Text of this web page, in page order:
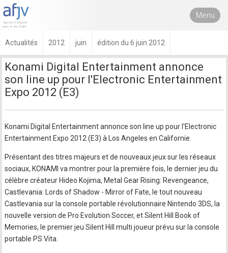
Menu
Actualités 2012 juin édition du 6 juin 2012
Konami Digital Entertainment annonce
son line up pour l'Electronic Entertainment
Expo 2012 (E3)
Konami Digital Entertainment annonce son line up pour l'Electronic
Entertainment Expo 2012 (E3) à Los Angeles en Californie.
Présentant des titres majeurs et de nouveaux jeux sur les réseaux
sociaux, KONAMI va montrer pour la première fois, le dernier jeu du
célèbre créateur Hideo Kojima, Metal Gear Rising: Revengeance,
Castlevania: Lords of Shadow - Mirror of Fate, le tout nouveau
Castlevania sur la console portable révolutionnaire Nintendo 3DS, la
nouvelle version de Pro Evolution Soccer, et Silent Hill Book of
Memories, le premier jeu Silent Hill multi joueur prévu sur la console
portable PS Vita.